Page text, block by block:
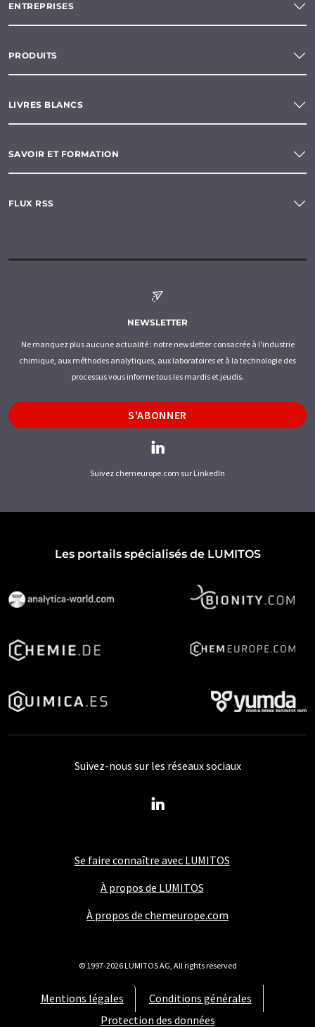
ENTREPRISES
PRODUITS
LIVRES BLANCS
SAVOIR ET FORMATION
FLUX RSS
NEWSLETTER
Ne manquez plus aucune actualité : notre newsletter consacrée à l'industrie
chimique, aux méthodes analytiques, aux laboratoires et à la technologie des
processus vous informe tous les mardis et jeudis.
S'ABONNER
Suivez chemeurope.com sur LinkedIn
Les portails spécialisés de LUMITOS
Se faire connaître avec LUMITOS
À propos de LUMITOS
À propos de chemeurope.com
Mentions légales
Conditions générales
Protection des données
Suivez-nous sur les réseaux sociaux
© 1997-2026 LUMITOS AG, All rights reserved